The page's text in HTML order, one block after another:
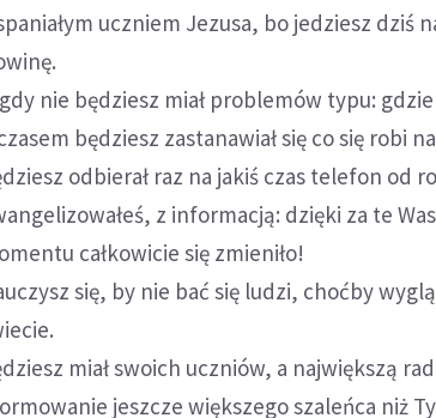
uczniem Jezusa, bo jedziesz dziś
nie będziesz miał problemów typu:
będziesz zastanawiał się co się robi
odbierał raz na jakiś czas telefon od
z informacją: dzięki za te
całkowicie się zmieniło!
się, by nie bać się ludzi, choćby
miał swoich uczniów, a największą
jeszcze większego szaleńca niż